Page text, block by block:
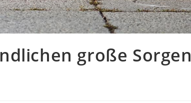
große Sorgen